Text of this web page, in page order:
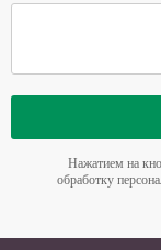
Нажатием на
обработку